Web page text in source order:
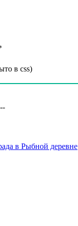
в css)
в Рыбной деревне